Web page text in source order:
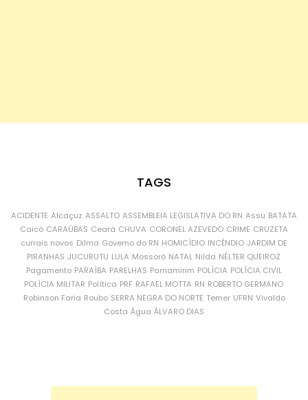
TAGS
ACIDENTE Alcaçuz ASSALTO ASSEMBLEIA LEGISLATIVA DO RN Assu BATATA
Caicó CARAÚBAS Ceará CHUVA CORONEL AZEVEDO CRIME CRUZETA
currais novos Dilma Governo do RN HOMICÍDIO INCÊNDIO JARDIM DE
PIRANHAS JUCURUTU LULA Mossoró NATAL Nilda NÉLTER QUEIROZ
Pagamento PARAÍBA PARELHAS Parnamirim POLÍCIA POLÍCIA CIVIL
POLÍCIA MILITAR Política PRF RAFAEL MOTTA RN ROBERTO GERMANO
Robinson Faria Roubo SERRA NEGRA DO NORTE Temer UFRN Vivaldo
Costa Água ÁLVARO DIAS